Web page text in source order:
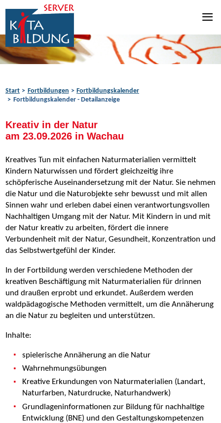
Zum Inhalt springen
Zur Navigation springen
Zum Fußbereich springen
Start Fortbildungen
Fortbildungskalender
Fortbildungskalender - Detailanzeige
Kreativ in der Natur
am 23.09.2026 in Wachau
Kreatives Tun mit einfachen Naturmaterialien vermittelt
Kindern Naturwissen und fördert gleichzeitig ihre
schöpferische Auseinandersetzung mit der Natur. Sie nehmen
die Natur und die Naturobjekte sehr bewusst und mit allen
Sinnen wahr und erleben dabei einen verantwortungsvollen
Nachhaltigen Umgang mit der Natur. Mit Kindern in und mit
der Natur kreativ zu arbeiten, fördert die innere
Verbundenheit mit der Natur, Gesundheit, Konzentration und
das Selbstwertgefühl der Kinder.
In der Fortbildung werden verschiedene Methoden der
kreativen Beschäftigung mit Naturmaterialien für drinnen
und draußen erprobt und erkundet. Außerdem werden
waldpädagogische Methoden vermittelt, um die Annäherung
an die Natur zu begleiten und unterstützen.
Inhalte:
spielerische Annäherung an die Natur
Wahrnehmungsübungen
Kreative Erkundungen von Naturmaterialien (Landart,
Naturfarben, Naturdrucke, Naturhandwerk)
Grundlageninformationen zur Bildung für nachhaltige
Entwicklung (BNE) und den Gestaltungskompetenzen